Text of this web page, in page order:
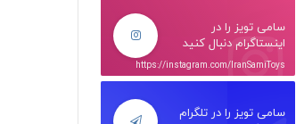
سامی تویز را در
اینستاگرام دنبال کنید
https://instagram.com/IranSamiToys
سامی تویز را در تلگرام